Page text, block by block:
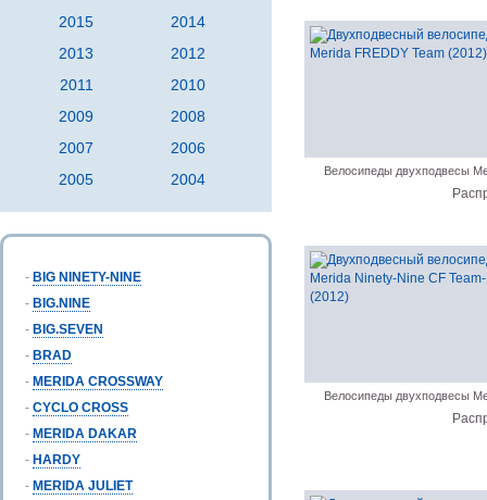
2015
2014
2013
2012
2011
2010
2009
2008
2007
2006
2005
2004
- BIG NINETY-NINE
- BIG.NINE
- BIG.SEVEN
- BRAD
- MERIDA CROSSWAY
- CYCLO CROSS
- MERIDA DAKAR
- HARDY
- MERIDA JULIET
Велосипеды двухподвесы
Велосипеды двухподвесы